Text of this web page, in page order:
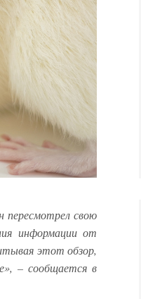
пересмотрел свою
информации от
этот обзор,
– сообщается в